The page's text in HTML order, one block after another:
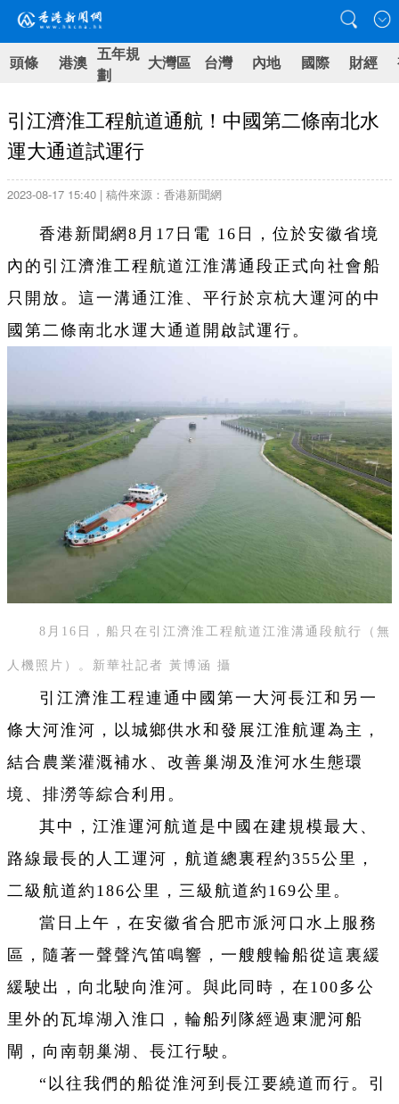
頭條 港澳 五年規
劃
大灣區 台灣 內地 國際 財經
引江濟淮工程航道通航！中國第二條南北水
運大通道試運行
2023-08-17 15:40 | 稿件來源：香港新聞網
香港新聞網8月17日電 16日，位於安徽省境
內的引江濟淮工程航道江淮溝通段正式向社會船
只開放。這一溝通江淮、平行於京杭大運河的中
國第二條南北水運大通道開啟試運行。
8月16日，船只在引江濟淮工程航道江淮溝通段航行（無
人機照片）。新華社記者 黃博涵 攝
引江濟淮工程連通中國第一大河長江和另一
條大河淮河，以城鄉供水和發展江淮航運為主，
結合農業灌溉補水、改善巢湖及淮河水生態環
境、排澇等綜合利用。
其中，江淮運河航道是中國在建規模最大、
路線最長的人工運河，航道總裏程約355公里，
二級航道約186公里，三級航道約169公里。
當日上午，在安徽省合肥市派河口水上服務
區，隨著一聲聲汽笛鳴響，一艘艘輪船從這裏緩
緩駛出，向北駛向淮河。與此同時，在100多公
里外的瓦埠湖入淮口，輪船列隊經過東淝河船
閘，向南朝巢湖、長江行駛。
“以往我們的船從淮河到長江要繞道而行。引